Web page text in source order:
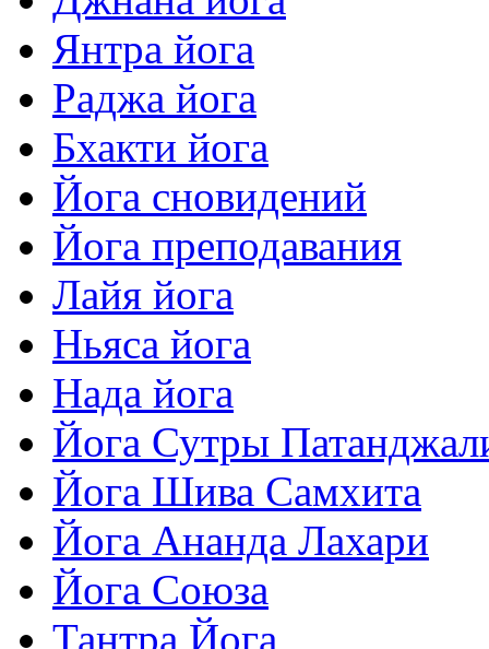
Янтра йога
Раджа йога
Бхакти йога
Йога сновидений
Йога преподавания
Лайя йога
Ньяса йога
Нада йога
Йога Сутры
Йога Шива Самхита
Йога Ананда Лахари
Йога Союза
Тантра Йога